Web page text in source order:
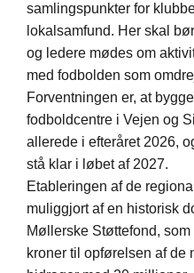
samlingspunkter for
lokalsamfund. Her skal
og ledere mødes om
med fodbolden som
Forventningen er, at
fodboldcentre i Vejen og
allerede i efteråret 2026,
stå klar i løbet af 2027.
Etableringen af de
muliggjort af en historisk
Møllerske Støttefond,
kroner til opførelsen af de